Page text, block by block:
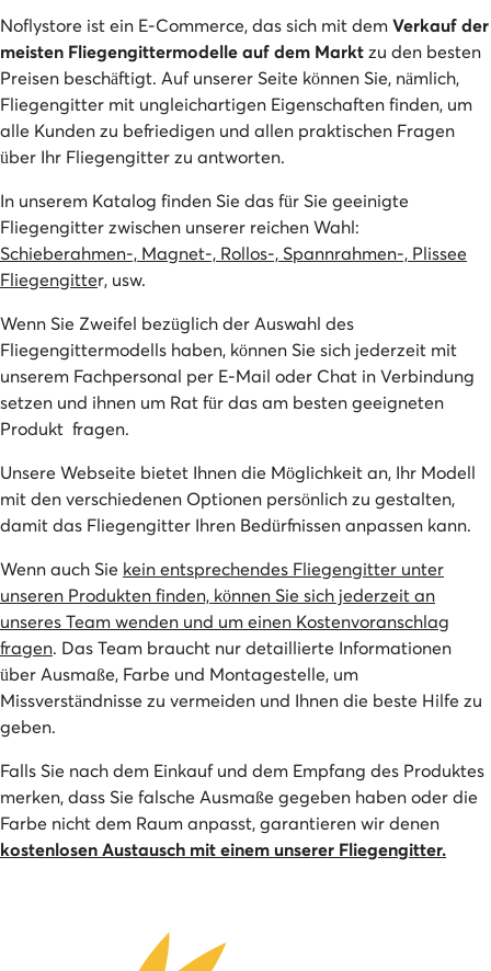
Noflystore ist ein E-Commerce, das sich mit demVerkauf der
meisten Fliegengittermodelle auf dem Marktzu den besten
Preisen beschäftigt. Auf unserer Seite können Sie, nämlich,
Fliegengitter mit ungleichartigen Eigenschaften finden, um
alle Kunden zu befriedigen und allen praktischen Fragen
über Ihr Fliegengitter zu antworten.
In unserem Katalog finden Sie das für Sie geeinigte
Fliegengitter zwischen unserer reichen Wahl:
Schieberahmen-, Magnet-, Rollos-, Spannrahmen-, Plissee
Fliegengitter, usw.
Wenn Sie Zweifel bezüglich der Auswahl des
Fliegengittermodells haben, können Sie sich jederzeit mit
unserem Fachpersonal per E-Mail oder Chat in Verbindung
setzen und ihnen um Rat für das am besten geeigneten
Produkt fragen.
Unsere Webseite bietet Ihnen die Möglichkeit an, Ihr Modell
mit den verschiedenen Optionen persönlich zu gestalten,
damit das Fliegengitter Ihren Bedürfnissen anpassen kann.
Wenn auch Sie kein entsprechendes Fliegengitter unter
unseren Produkten finden, können Sie sich jederzeit an
unseres Team wenden und um einen Kostenvoranschlag
fragen. Das Team braucht nur detaillierte Informationen
über Ausmaße, Farbe und Montagestelle, um
Missverständnisse zu vermeiden und Ihnen die beste Hilfe zu
geben.
Falls Sie nach dem Einkauf und dem Empfang des Produktes
merken, dass Sie falsche Ausmaße gegeben haben oder die
Farbe nicht dem Raum anpasst, garantieren wir denen
kostenlosen Austausch mit einem unserer Fliegengitter.